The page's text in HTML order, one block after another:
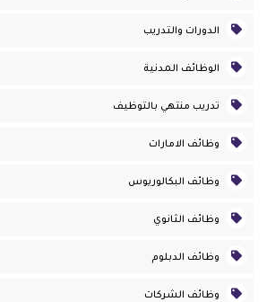
الدورات والتدريب
الوظائف المدنية
تدريب منتهي بالتوظيف
وظائف الامارات
وظائف البكالوريوس
وظائف الثانوي
وظائف الدبلوم
وظائف الشركات